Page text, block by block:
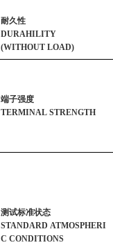
耐久性
DURAHILITY
(WITHOUT LOAD)
端子强度
TERMINAL STRENGTH
测试标准状态
STANDARD ATMOSPHERI
C CONDITIONS